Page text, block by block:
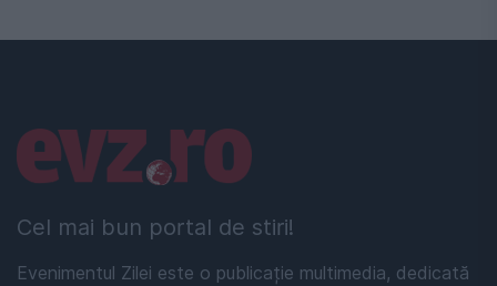
Cel mai bun portal de stiri!
Evenimentul Zilei este o publicație multimedia, dedicată
Linkuri utile